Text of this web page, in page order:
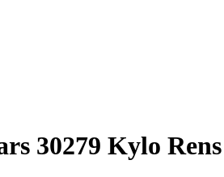
30279 Kylo